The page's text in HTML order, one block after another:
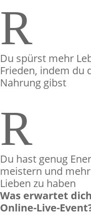
R
Du spürst mehr
Frieden, indem du
Nahrung gibst
R
Du hast genug
meistern und
Lieben zu haben
Was erwartet
Online-Live-